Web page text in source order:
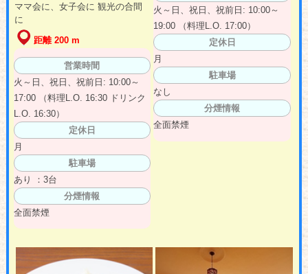
ママ会に、女子会に 観光の合間
に
距離 200 m
営業時間
火～日、祝日、祝前日: 10:00～
17:00 （料理L.O. 16:30 ドリンク
L.O. 16:30）
定休日
月
駐車場
あり ：3台
分煙情報
全面禁煙
火～日、祝日、祝前日: 10:00～
19:00 （料理L.O. 17:00）
定休日
月
駐車場
なし
分煙情報
全面禁煙